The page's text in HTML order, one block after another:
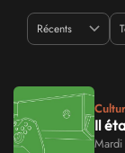
Il